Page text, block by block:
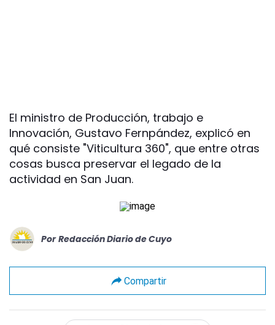
El ministro de Producción, trabajo e
Innovación, Gustavo Fernpández, explicó en
qué consiste "Viticultura 360", que entre otras
cosas busca preservar el legado de la
actividad en San Juan.
Por Redacción Diario de Cuyo
Compartir